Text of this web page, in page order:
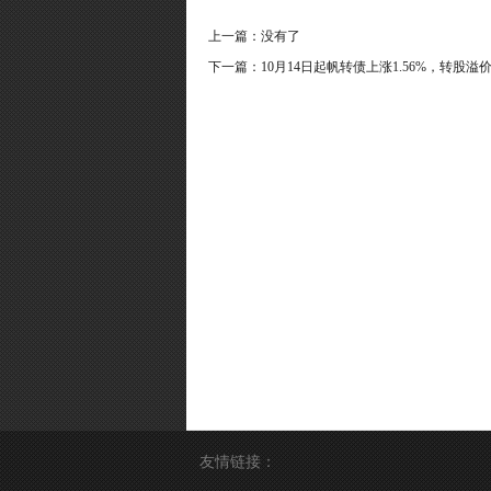
上一篇：没有了
下一篇： 10月14日起帆转债上涨1.56%，转股溢
友情链接：